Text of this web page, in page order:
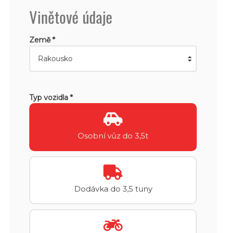
Vinětové údaje
Země *
Typ vozidla *
Osobní vůz do 3,5t
Dodávka do 3,5 tuny